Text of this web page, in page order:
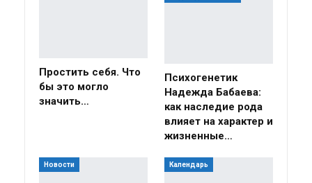
Простить себя. Что
бы это могло
значить…
Психогенетик
Надежда Бабаева:
как наследие рода
влияет на характер и
жизненные…
Новости Календарь